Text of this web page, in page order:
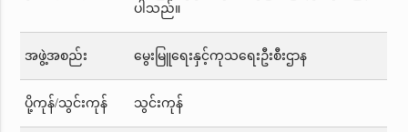
ပါသည်။
အဖွဲ့အစည်း မွေးမြူရေးနှင့်ကုသရေးဦးစီးဌာန
ပို့ကုန်/သွင်းကုန် သွင်းကုန်